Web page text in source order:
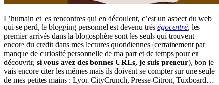
L’humain et les rencontres qui en découlent, c’est un aspect du web
qui se perd, le blogging personnel est devenu très égocentré, les
premier arrivés dans la blogosphère sont les seuls qui trouvent
encore du crédit dans mes lectures quotidiennes (certainement par
manque de curiosité personnelle de ma part et de temps pour en
découvrir, si vous avez des bonnes URLs, je suis preneur), bon je
vais encore citer les mêmes mais ils doivent se compter sur une seule
de mes petites mains : Lyon CityCrunch, Presse-Citron, Tuxboard…